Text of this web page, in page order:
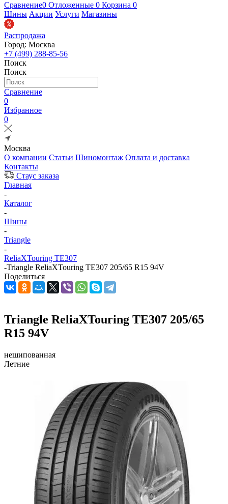
Сравнение0 Отложенные 0 Корзина 0
Шины Акции Услуги Магазины
Распродажа
Город: Москва
+7 (499) 288-85-56
Поиск
Поиск
Сравнение
0
Избранное
0
Москва
О компании Статьи Шиномонтаж Оплата и доставка
Контакты
Стаус заказа
Главная
-
Каталог
-
Шины
-
Triangle
-
ReliaXTouring TE307
-Triangle ReliaXTouring TE307 205/65 R15 94V
Поделиться
Triangle ReliaXTouring TE307 205/65
R15 94V
нешипованная
Летние